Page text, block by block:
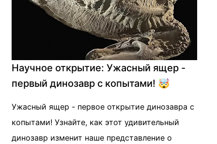
Научное открытие: Ужасный ящер -
первый динозавр с копытами! 🤯
Ужасный ящер - первое открытие динозавра с
копытами! Узнайте, как этот удивительный
динозавр изменит наше представление о